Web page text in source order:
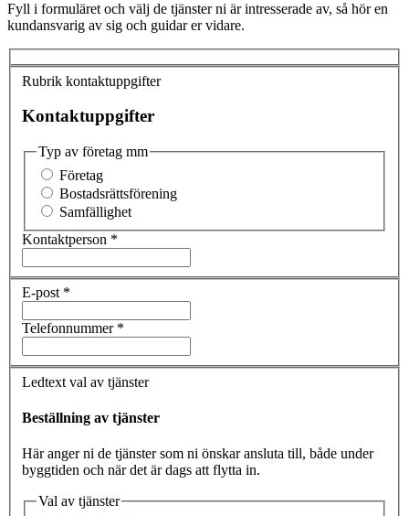
Fyll i formuläret och välj de tjänster ni är intresserade av, så hör en
kundansvarig av sig och guidar er vidare.
Rubrik kontaktuppgifter
Kontaktuppgifter
Typ av företag mm
Företag
Bostadsrättsförening
Samfällighet
Kontaktperson *
E-post *
Telefonnummer *
Ledtext val av tjänster
Beställning av tjänster
Här anger ni de tjänster som ni önskar ansluta till, både under
byggtiden och när det är dags att flytta in.
Val av tjänster